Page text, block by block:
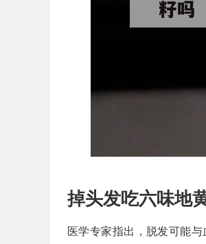
掉头发吃六味地
医学专家指出，脱发可能